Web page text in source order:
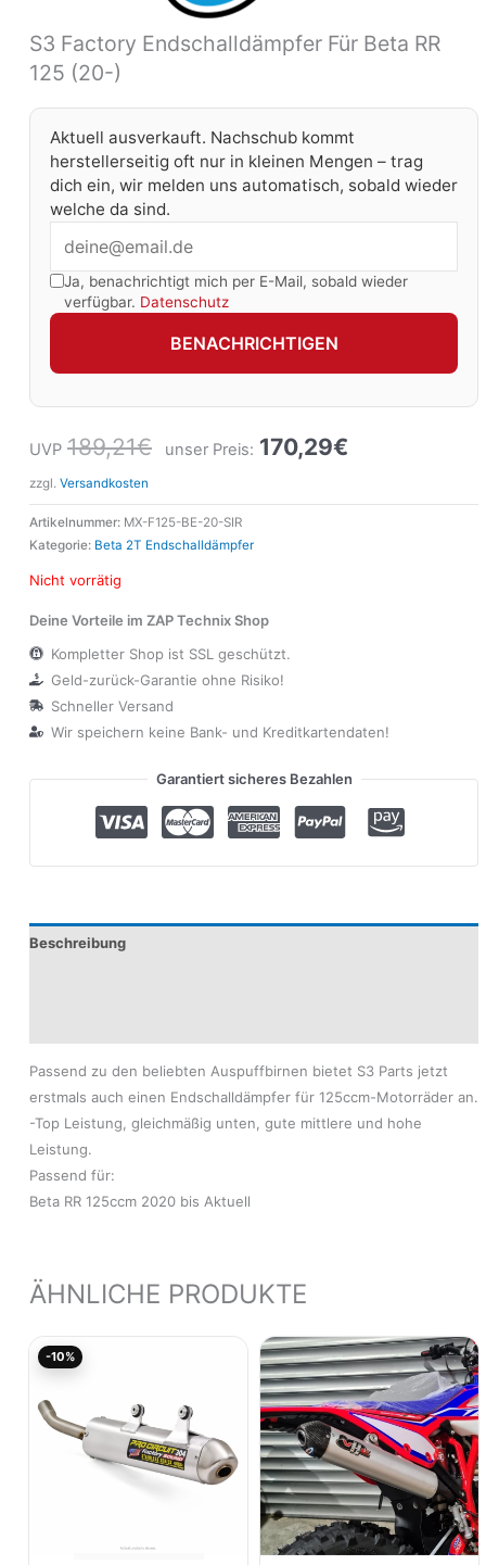
S3 Factory Endschalldämpfer Für Beta RR
125 (20-)
Aktuell ausverkauft. Nachschub kommt
herstellerseitig oft nur in kleinen Mengen – trag
dich ein, wir melden uns automatisch, sobald wieder
welche da sind.
Ja, benachrichtigt mich per E-Mail, sobald wieder
verfügbar. Datenschutz
BENACHRICHTIGEN
UVP 189,21€ unser Preis: 170,29€
zzgl. Versandkosten
Artikelnummer: MX-F125-BE-20-SIR
Kategorie: Beta 2T Endschalldämpfer
Nicht vorrätig
Deine Vorteile im ZAP Technix Shop
Kompletter Shop ist SSL geschützt.
Geld-zurück-Garantie ohne Risiko!
Schneller Versand
Wir speichern keine Bank- und Kreditkartendaten!
Garantiert sicheres Bezahlen
Beschreibung
Passend zu den beliebten Auspuffbirnen bietet S3 Parts jetzt
erstmals auch einen Endschalldämpfer für 125ccm-Motorräder an.
-Top Leistung, gleichmäßig unten, gute mittlere und hohe
Leistung.
Passend für:
Beta RR 125ccm 2020 bis Aktuell
ÄHNLICHE PRODUKTE
-10%